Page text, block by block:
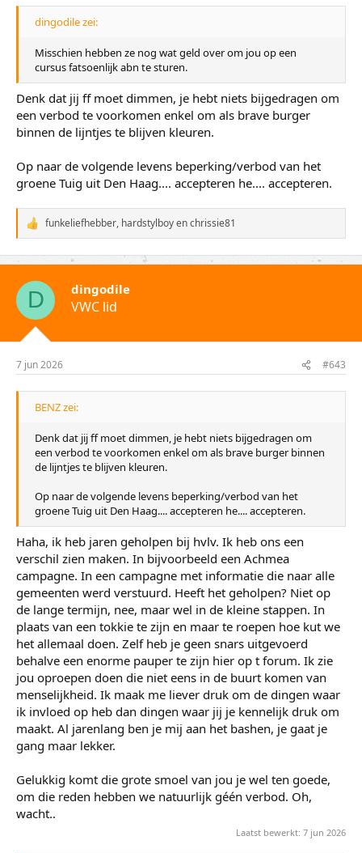
dingodile zei:
Misschien hebben ze nog wat geld over om jou op een
cursus fatsoenlijk abn te sturen.
Denk dat jij ff moet dimmen, je hebt niets bijgedragen om
een verbod te voorkomen enkel om als brave burger
binnen de lijntjes te blijven kleuren.
Op naar de volgende levens beperking/verbod van het
groene Tuig uit Den Haag.... accepteren he.... accepteren.
W
a
a
r
d
e
i
n
e
n
funkeliefhebber, hardstylboyenchrissie81
D dingodile
VWC lid
7 jun 2026 #643
BENZ zei:
Denk dat jij ff moet dimmen, je hebt niets bijgedragen om
een verbod te voorkomen enkel om als brave burger binnen
de lijntjes te blijven kleuren.
Op naar de volgende levens beperking/verbod van het
groene Tuig uit Den Haag.... accepteren he.... accepteren.
Haha, ik heb jaren geholpen bij hvlv. Ik heb ons een
verschil zien maken. In bijvoorbeeld een Achmea
campagne. In een campagne met informatie die naar alle
gemeenten werd verstuurd. Heeft het geholpen? Niet op
de lange termijn, nee, maar wel in de kleine stappen. In
plaats van een tokkie te zijn en maar te roepen hoe kut we
het allemaal doen. Zelf heb je geen snars uitgevoerd
behalve een enorme pauper te zijn hier op t forum. Ik zie
jou oproepen doen die niet eens in de buurt komen van
menselijkheid. Ik maak me liever druk om de dingen waar
ik invloed op heb dan dingen waar jij je kennelijk druk om
maakt. Al jarenlang ben je mij aan het bashen, je gaat je
gang maar lekker.
Gelukkig komt die grote smoel van jou je wel ten goede,
om die reden hebben we natuurlijk géén verbod. Oh,
wacht..
Laatst bewerkt: 7 jun 2026